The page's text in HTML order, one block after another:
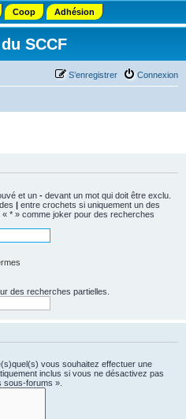
Coop Adhésion
SCCF
Connexion
S’enregistrer
et un - devant un mot qui doit être exclu.
| entre crochets si uniquement un des
* » comme joker pour des recherches
des recherches partielles.
vous souhaitez effectuer une
inclus si vous ne désactivez pas
sous-forums ».